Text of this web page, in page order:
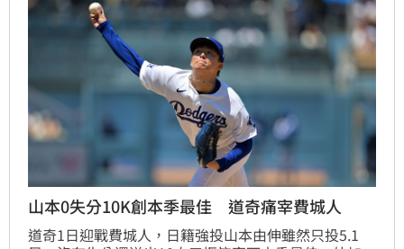
山本0失分10K創本季最佳 道奇痛宰費城人
道奇1日迎戰費城人，日籍強投山本由伸雖然只投5.1